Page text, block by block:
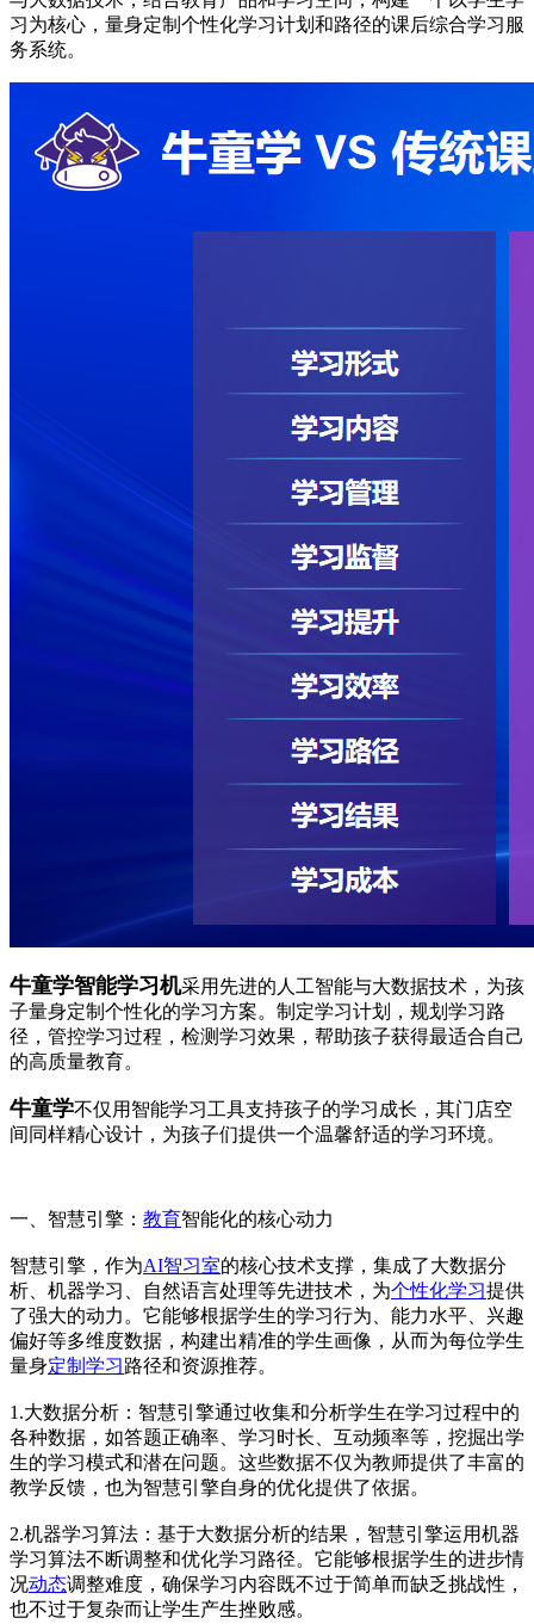
习为核心，量身定制个性化学习计划和路径的课后综合学习服
务系统。
牛童学智能学习机采用先进的人工智能与大数据技术，为孩
子量身定制个性化的学习方案。制定学习计划，规划学习路
径，管控学习过程，检测学习效果，帮助孩子获得最适合自己
的高质量教育。
牛童学不仅用智能学习工具支持孩子的学习成长，其门店空
间同样精心设计，为孩子们提供一个温馨舒适的学习环境。
一、智慧引擎： 教育智能化的核心动力
智慧引擎，作为AI智习室的核心技术支撑，集成了大数据分
析、机器学习、自然语言处理等先进技术，为个性化学习提供
了强大的动力。它能够根据学生的学习行为、能力水平、兴趣
偏好等多维度数据，构建出精准的学生画像，从而为每位学生
量身定制学习路径和资源推荐。
1.大数据分析：智慧引擎通过收集和分析学生在学习过程中的
各种数据，如答题正确率、学习时长、互动频率等，挖掘出学
生的学习模式和潜在问题。这些数据不仅为教师提供了丰富的
教学反馈，也为智慧引擎自身的优化提供了依据。
2.机器学习算法：基于大数据分析的结果，智慧引擎运用机器
学习算法不断调整和优化学习路径。它能够根据学生的进步情
况动态调整难度，确保学习内容既不过于简单而缺乏挑战性，
也不过于复杂而让学生产生挫败感。